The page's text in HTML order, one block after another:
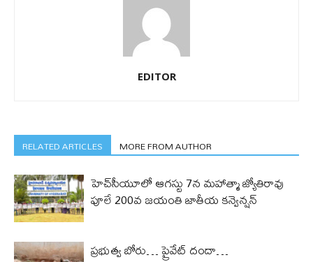
EDITOR
RELATED ARTICLES MORE FROM AUTHOR
హెచ్‌సీయూలో ఆగస్టు 7న మహాత్మా జ్యోతిరావు
పూలే 200వ జయంతి జాతీయ కన్వెన్షన్
ప్రభుత్వ బోరు… ప్రైవేట్ దందా…